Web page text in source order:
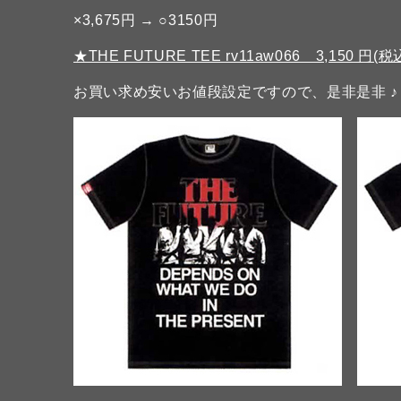
×3,675円 → ○3150円
★THE FUTURE TEE rv11aw066 3,150 円(税
お買い求め安いお値段設定ですので、是非是非 ♪